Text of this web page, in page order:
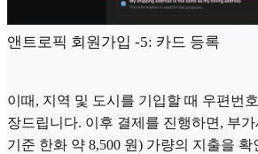
앤트로픽 회원가입 -5: 카드 등록
이때, 지역 및 도시를 기입할 때 우편번
장드립니다. 이후 결제를 진행하면, 부가
기준 한화 약 8,500 원) 가량의 지출을 확